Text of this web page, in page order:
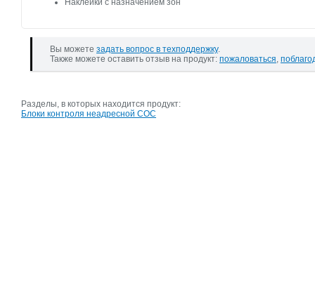
Наклейки с назначением зон
Вы можете задать вопрос в техподдержку.
Также можете оставить отзыв на продукт: пожаловаться,
Разделы, в которых находится продукт:
Блоки контроля неадресной СОС